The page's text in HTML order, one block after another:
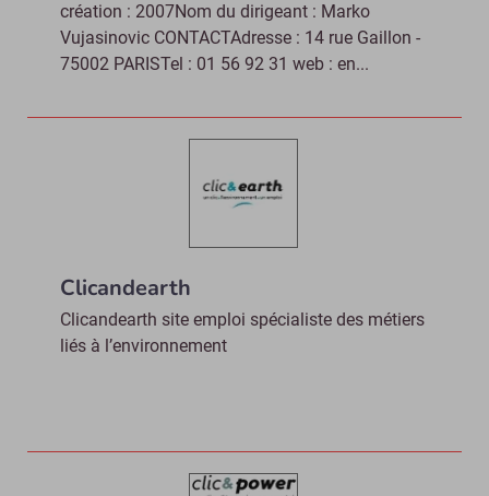
création : 2007Nom du dirigeant : Marko
Vujasinovic CONTACTAdresse : 14 rue Gaillon -
75002 PARISTel : 01 56 92 31 web : en...
Clicandearth
Clicandearth site emploi spécialiste des métiers
liés à l’environnement